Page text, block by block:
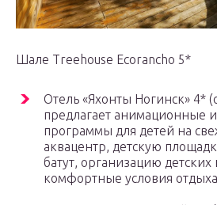
Шале Treehouse Ecorancho 5*
Отель «Яхонты Ногинск» 4*
предлагает анимационные
программы для детей на
аквацентр, детскую
батут, организацию
комфортные условия